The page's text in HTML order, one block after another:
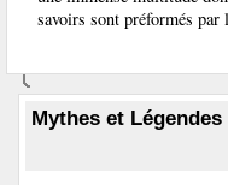
savoirs sont préformés par
Mythes et